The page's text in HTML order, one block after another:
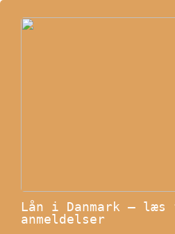
Lån i Danmark – læs
anmeldelser